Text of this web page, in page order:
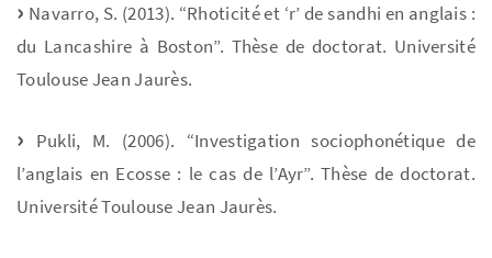
Navarro, S. (2013). “Rhoticité et ‘r’ de sandhi en anglais :
du Lancashire à Boston”. Thèse de doctorat. Université
Toulouse Jean Jaurès.
Pukli, M. (2006). “Investigation sociophonétique de
l’anglais en Ecosse : le cas de l’Ayr”. Thèse de doctorat.
Université Toulouse Jean Jaurès.